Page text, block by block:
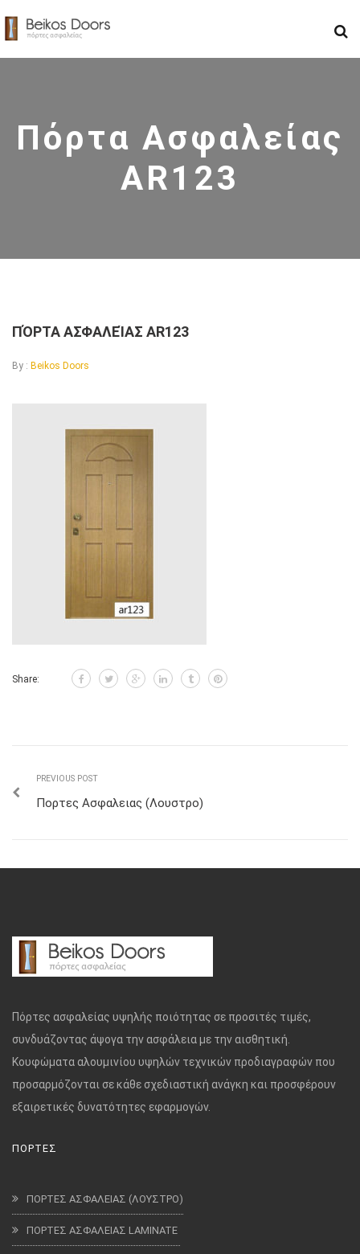
Πόρτα Ασφαλείας
AR123
ΠΌΡΤΑ ΑΣΦΑΛΕΊΑΣ AR123
By : Beikos Doors
Share:
PREVIOUS POST
Πορτες Ασφαλειας (Λουστρο)
Πόρτες ασφαλείας υψηλής ποιότητας σε προσιτές τιμές,
συνδυάζοντας άψογα την ασφάλεια με την αισθητική.
Κουφώματα αλουμινίου υψηλών τεχνικών προδιαγραφών που
προσαρμόζονται σε κάθε σχεδιαστική ανάγκη και προσφέρουν
εξαιρετικές δυνατότητες εφαρμογών.
ΠΟΡΤΕΣ
ΠΟΡΤΕΣ ΑΣΦΑΛΕΙΑΣ (ΛΟΥΣΤΡΟ)
ΠΟΡΤΕΣ ΑΣΦΑΛΕΙΑΣ LAMINATE